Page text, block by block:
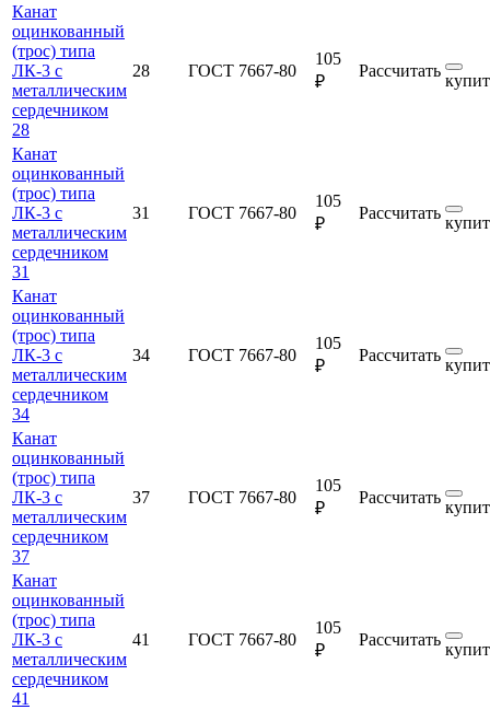
Канат
оцинкованный
(трос) типа
ЛК-3 с
металлическим
сердечником
28
28 ГОСТ 7667-80
105
₽
Рассчитать
Канат
оцинкованный
(трос) типа
ЛК-3 с
металлическим
сердечником
31
31 ГОСТ 7667-80
105
₽
Рассчитать
Канат
оцинкованный
(трос) типа
ЛК-3 с
металлическим
сердечником
34
34 ГОСТ 7667-80
105
₽
Рассчитать
Канат
оцинкованный
(трос) типа
ЛК-3 с
металлическим
сердечником
37
37 ГОСТ 7667-80
105
₽
Рассчитать
Канат
оцинкованный
(трос) типа
ЛК-3 с
металлическим
сердечником
41
41 ГОСТ 7667-80
105
₽
Рассчитать